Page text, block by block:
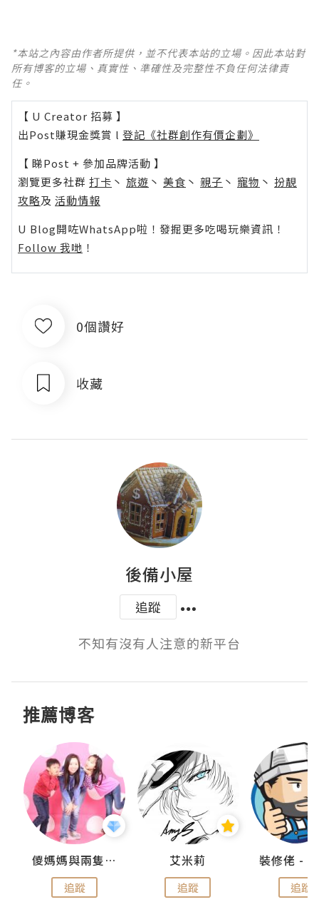
*本站之內容由作者所提供，並不代表本站的立場。因此本站對
所有博客的立場、真實性、準確性及完整性不負任何法律責
任。
【 U Creator 招募 】
出Post賺現金獎賞 l 登記《社群創作有價企劃》
【 睇Post + 參加品牌活動 】
瀏覽更多社群 打卡 丶 旅遊 丶 美食 丶 親子 丶 寵物 丶 扮靚
攻略及 活動情報
U Blog開咗WhatsApp啦！發掘更多吃喝玩樂資訊！
Follow 我哋 ！
0個讚好
收藏
後備小屋
追蹤
不知有沒有人注意的新平台
推薦博客
儍媽媽與兩隻小魔怪之家
追蹤
艾米莉
追蹤 追蹤